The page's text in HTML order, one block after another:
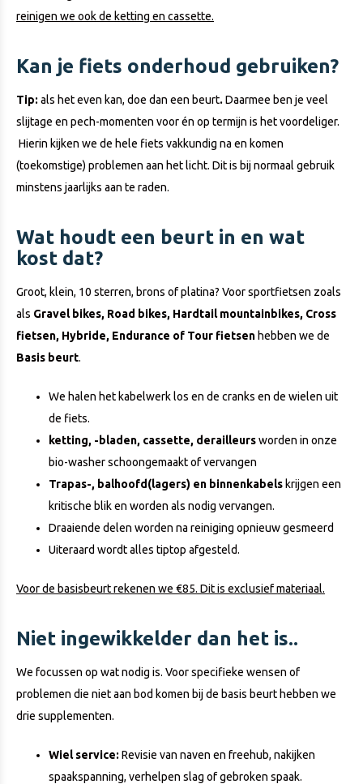
reinigen we ook de ketting en cassette.
Kan je fiets onderhoud gebruiken?
Tip: als het even kan, doe dan een beurt. Daarmee ben je veel
slijtage en pech-momenten voor én op termijn is het voordeliger.
Hierin kijken we de hele fiets vakkundig na en komen
(toekomstige) problemen aan het licht. Dit is bij normaal gebruik
minstens jaarlijks aan te raden.
Wat houdt een beurt in en wat
kost dat?
Groot, klein, 10 sterren, brons of platina? Voor sportfietsen zoals
als Gravel bikes, Road bikes, Hardtail mountainbikes, Cross
fietsen, Hybride, Endurance of Tour fietsen hebben we de
Basis beurt.
We halen het kabelwerk los en de cranks en de wielen uit
de fiets.
ketting, -bladen, cassette, derailleursworden in onze
bio-washer schoongemaakt of vervangen
Trapas-, balhoofd(lagers) en binnenkabels krijgen een
kritische blik en worden als nodig vervangen.
Draaiende delen worden na reiniging opnieuw gesmeerd
Uiteraard wordt alles tiptop afgesteld.
Voor de basisbeurt rekenen we €85. Dit is exclusief materiaal.
Niet ingewikkelder dan het is..
We focussen op wat nodig is. Voor specifieke wensen of
problemen die niet aan bod komen bij de basis beurt hebben we
drie supplementen.
Wiel service: Revisie van naven en freehub, nakijken
spaakspanning, verhelpen slag of gebroken spaak.